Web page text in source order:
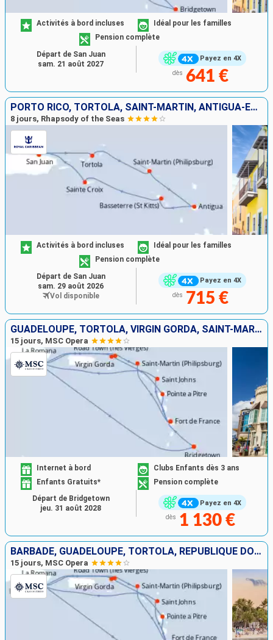
Payez en 4X
Activités à bord incluses
Idéal pour les familles
Pension complète
dès 641 €
Départ de San Juan
sam. 21 août 2027
PORTO RICO, TORTOLA, SAINT-MARTIN, ANTIGUA-ET-BARBUDA, SAINT-CHRISTOPHE-ET-NIÉVÈS, SAINT-CROIX
8 jours, Rhapsody of the Seas
Payez en 4X
Activités à bord incluses
Idéal pour les familles
Pension complète
dès 715 €
Départ de San Juan
sam. 29 août 2026
Vol disponible
GUADELOUPE, TORTOLA, VIRGIN GORDA, SAINT-MARTIN, MARTINIQUE, ANTIGUA-ET-BARBUDA, RÉPUBLIQUE DOMINICAINE, BARBADE
15 jours, MSC Opera
Payez en 4X
Internet à bord
Clubs Enfants dès 3 ans
Enfants Gratuits*
Pension complète
dès 1 130 €
Départ de Bridgetown
jeu. 31 août 2028
BARBADE, GUADELOUPE, TORTOLA, RÉPUBLIQUE DOMINICAINE, VIRGIN GORDA, SAINT-MARTIN, MARTINIQUE, ANTIGUA-ET-BARBUDA
15 jours, MSC Opera